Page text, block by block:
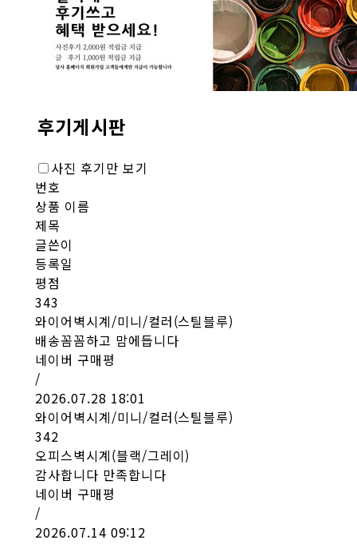
후기게시판
사진 후기만 보기
번호
상품 이름
제목
글쓴이
등록일
평점
343
와이어벽시계/미니/컬러(스틸블루)
배송꼼꼼하고 맘에듭니다
네이버 구매평
/
2026.07.28 18:01
와이어벽시계/미니/컬러(스틸블루)
342
오피스벽시계(블랙/그레이)
감사합니다 만족합니다
네이버 구매평
/
2026.07.14 09:12